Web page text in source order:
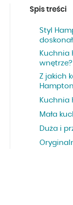
Spis treści
Styl
Kuchnia
wnętrze?
Z jakich
Kuchnia
Mała
Duża i